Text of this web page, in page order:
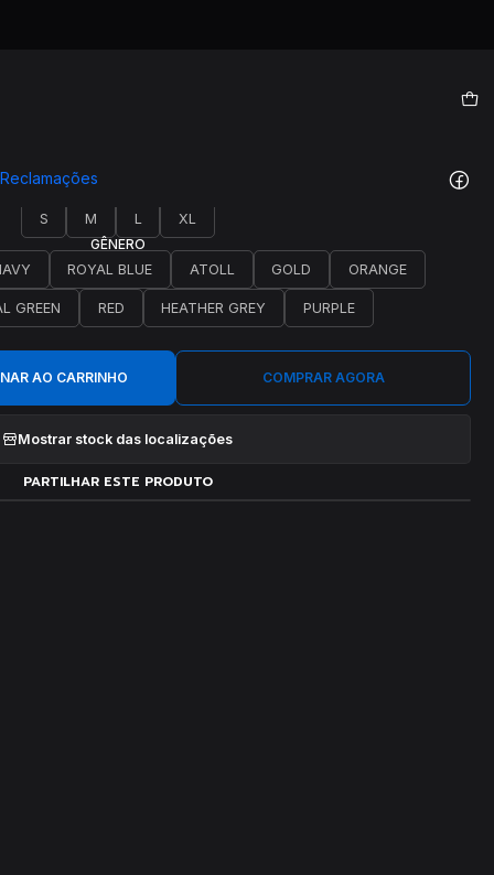
S
M L
XL
GÊNERO
ROYAL BLUE ATOLL GOLD ORANGE
GREEN RED HEATHER GREY PURPLE
AO CARRINHO COMPRAR AGORA
Mostrar stock das localizações
PARTILHAR ESTE PRODUTO